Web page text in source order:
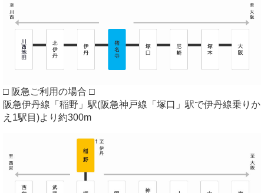
□ 阪急ご利用の場合 □
阪急伊丹線「稲野」駅(阪急神戸線「塚口」駅で伊丹線乗りか
え1駅目)より約300m